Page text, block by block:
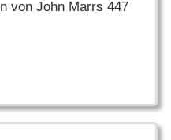
von John Marrs 447